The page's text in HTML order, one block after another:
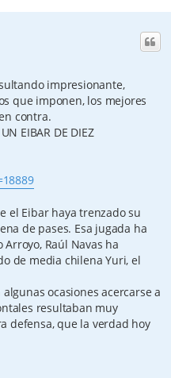
impresionante,
que imponen, los mejores
contra.
EIBAR DE DIEZ
el Eibar haya trenzado su
de pases. Esa jugada ha
Raúl Navas ha
de media chilena Yuri, el
ocasiones acercarse a
resultaban muy
defensa, que la verdad hoy